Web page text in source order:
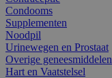
Condooms
Supplementen
Noodpil
Urinewegen en Prostaat
Overige geneesmiddelen
Hart en Vaatstelsel